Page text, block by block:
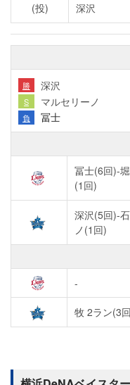
(投) 深沢
勝 深沢
S マルセリーノ
負
冨士
冨士(6回)-
(1回)
深沢(5回)-
ノ(1回)
-
牧 2ラン(3